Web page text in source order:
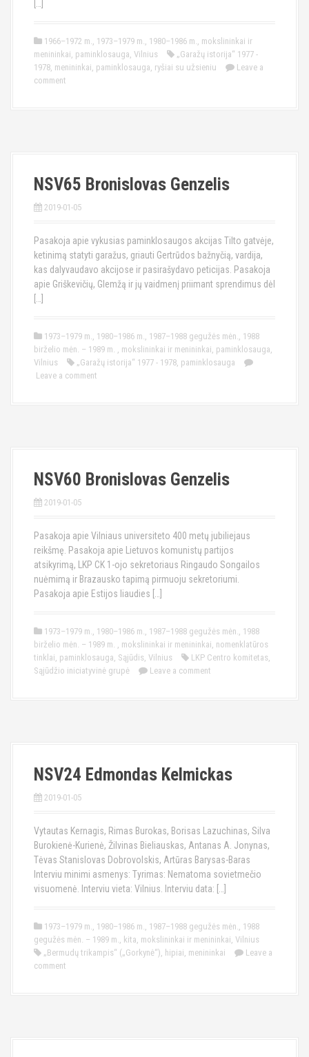
1966–1972 m., 1973–1979 m., 1980–1986 m., mokslininkai ir
menininkai, paminklosauga, Vilnius
„Garažų istorija“ 1977 -
1978, menininkai, paminklosauga, ryšiai su užsieniu
Leave a
comment
NSV65 Bronislovas Genzelis
2019-01-05
Pasakoja apie vykusias paminklosaugos akcijas Tilto gatvėje,
ketinimą statyti garažus, griauti Gertrūdos bažnyčią, vardija,
kas dalyvaudavo akcijose ir pasirašydavo peticijas. Pasakoja
apie Griškevičių, Glemžą ir jų vaidmenį priimant sprendimus dėl
1973–1979 m., 1980–1986 m., 1987–1988 gegužės mėn., 1988
birželio mėn. – 1989 m. , mokslininkai ir menininkai, paminklosauga,
Vilnius
„Garažų istorija“ 1977 - 1978, paminklosauga
Leave a comment
NSV60 Bronislovas Genzelis
2019-01-05
Pasakoja apie Vilniaus universiteto 400 metų jubiliejaus
reikšmę. Pasakoja apie Lietuvos komunistų partijos
atsikyrimą, LKP CK 1-ojo sekretoriaus Ringaudo Songailos
nuėmimą ir Brazausko tapimą pirmuoju sekretoriumi.
Pasakoja apie Estijos liaudies […]
1973–1979 m., 1980–1986 m., 1987–1988 gegužės mėn., 1988
birželio mėn. – 1989 m. , mokslininkai ir menininkai, nomenklatūros
tinklai, paminklosauga, Sąjūdis, Vilnius LKP Centro komitetas,
Sąjūdžio iniciatyvinė grupė
Leave a comment
NSV24 Edmondas Kelmickas
2019-01-05
Vytautas Kernagis, Rimas Burokas, Borisas Lazuchinas, Silva
Burokienė-Kurienė, Žilvinas Bieliauskas, Antanas A. Jonynas,
Tėvas Stanislovas Dobrovolskis, Artūras Barysas-Baras
Interviu minimi asmenys: Tyrimas: Nematoma sovietmečio
visuomenė. Interviu vieta: Vilnius. Interviu data: […]
1973–1979 m., 1980–1986 m., 1987–1988 gegužės mėn., 1988
gegužės mėn. – 1989 m., kita, mokslininkai ir menininkai, Vilnius
„Bermudų trikampis“ („Gorkynė“), hipiai, menininkai
Leave a
comment